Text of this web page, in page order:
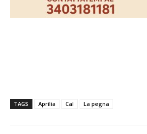
TAGS Aprilia Cal La pegna